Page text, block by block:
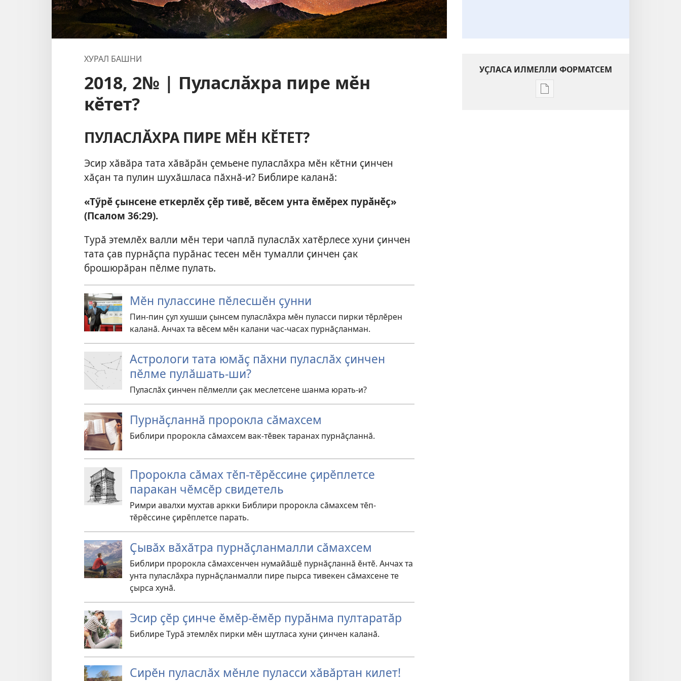
ХУРАЛ БАШНИ
2018, 2№ | Пуласлӑхра пире мӗн
кӗтет?
ПУЛАСЛӐХРА ПИРЕ МӖН КӖТЕТ?
Эсир хӑвӑра тата хӑвӑрӑн ҫемьене пуласлӑхра мӗн кӗтни ҫинчен
хӑҫан та пулин шухӑшласа пӑхнӑ-и? Библире каланӑ:
«Тӳрӗ ҫынсене еткерлӗх ҫӗр тивӗ, вӗсем унта ӗмӗрех пурӑнӗҫ»
(Псалом 36:29).
Турӑ этемлӗх валли мӗн тери чаплӑ пуласлӑх хатӗрлесе хуни ҫинчен
тата ҫав пурнӑҫпа пурӑнас тесен мӗн тумалли ҫинчен ҫак
брошюрӑран пӗлме пулать.
Мӗн пулассине пӗлесшӗн ҫунни
Пин-пин ҫул хушши ҫынсем пуласлӑхра мӗн пуласси пирки тӗрлӗрен
каланӑ. Анчах та вӗсем мӗн калани час-часах пурнӑҫланман.
Астрологи тата юмӑҫ пӑхни пуласлӑх ҫинчен
пӗлме пулӑшать-ши?
Пуласлӑх ҫинчен пӗлмелли ҫак меслетсене шанма юрать-и?
Пурнӑҫланнӑ пророкла сӑмахсем
Библири пророкла сӑмахсем вак-тӗвек таранах пурнӑҫланнӑ.
Пророкла сӑмах тӗп-тӗрӗссине ҫирӗплетсе
паракан чӗмсӗр свидетель
Римри авалхи мухтав аркки Библири пророкла сӑмахсем тӗп-
тӗрӗссине ҫирӗплетсе парать.
Ҫывӑх вӑхӑтра пурнӑҫланмалли сӑмахсем
Библири пророкла сӑмахсенчен нумайӑшӗ пурнӑҫланнӑ ӗнтӗ. Анчах та
унта пуласлӑхра пурнӑҫланмалли пире пырса тивекен сӑмахсене те
ҫырса хунӑ.
Эсир ҫӗр ҫинче ӗмӗр-ӗмӗр пурӑнма пултаратӑр
Библире Турӑ этемлӗх пирки мӗн шутласа хуни ҫинчен каланӑ.
Сирӗн пуласлӑх мӗнле пуласси хӑвӑртан килет!
УҪЛАСА ИЛМЕЛЛИ ФОРМАТСЕМ
Публикацине